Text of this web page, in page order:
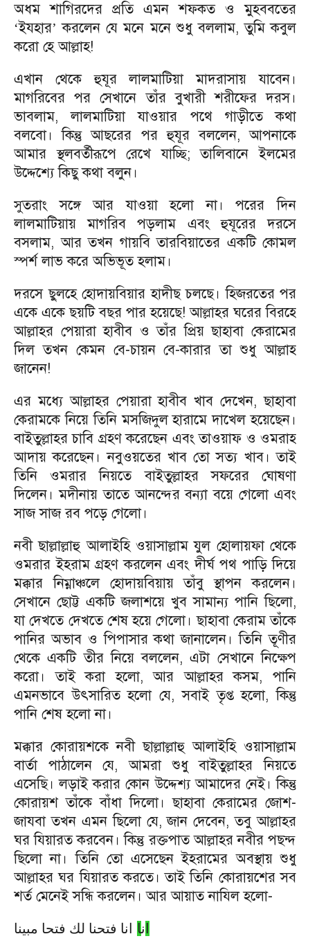
অধম শাগিরদের প্রতি এমন শফকত ও মুহববতের
‘ইযহার’ করলেন যে মনে মনে শুধু বললাম, তুমি কবুল
করো হে আল্লাহ!
এখান থেকে হুযূর লালমাটিয়া মাদরাসায় যাবেন।
মাগরিবের পর সেখানে তাঁর বুখারী শরীফের দরস।
ভাবলাম, লালমাটিয়া যাওয়ার পথে গাড়ীতে কথা
বলবো। কিন্তু আছরের পর হুযূর বললেন, আপনাকে
আমার স্থলবর্তীরূপে রেখে যাচ্ছি; তালিবানে ইলমের
উদ্দেশ্যে কিছু কথা বলুন।
সুতরাং সঙ্গে আর যাওয়া হলো না। পরের দিন
লালমাটিয়ায় মাগরিব পড়লাম এবং হুযূরের দরসে
বসলাম, আর তখন গায়বি তারবিয়াতের একটি কোমল
স্পর্শ লাভ করে অভিভূত হলাম।
দরসে ছুলহে হোদায়বিয়ার হাদীছ চলছে। হিজরতের পর
একে একে ছয়টি বছর পার হয়েছে! আল্লাহর ঘরের বিরহে
আল্লাহর পেয়ারা হাবীব ও তাঁর প্রিয় ছাহাবা কেরামের
দিল তখন কেমন বে-চায়ন বে-কারার তা শুধু আল্লাহ
জানেন!
এর মধ্যে আল্লাহর পেয়ারা হাবীব খাব দেখেন, ছাহাবা
কেরামকে নিয়ে তিনি মসজিদুল হারামে দাখেল হয়েছেন।
বাইতুল্লাহর চাবি গ্রহণ করেছেন এবং তাওয়াফ ও ওমরাহ
আদায় করেছেন। নবুওয়তের খাব তো সত্য খাব। তাই
তিনি ওমরার নিয়তে বাইতুল্লাহর সফরের ঘোষণা
দিলেন। মদীনায় তাতে আনন্দের বন্যা বয়ে গেলো এবং
সাজ সাজ রব পড়ে গেলো।
নবী ছাল্লাল্লাহু আলাইহি ওয়াসাল্লাম যুল হোলায়ফা থেকে
ওমরার ইহরাম গ্রহণ করলেন এবং দীর্ঘ পথ পাড়ি দিয়ে
মক্কার নিম্নাঞ্চলে হোদায়বিয়ায় তাঁবু স্থাপন করলেন।
সেখানে ছোট্ট একটি জলাশয়ে খুব সামান্য পানি ছিলো,
যা দেখতে দেখতে শেষ হয়ে গেলো। ছাহাবা কেরাম তাঁকে
পানির অভাব ও পিপাসার কথা জানালেন। তিনি তূণীর
থেকে একটি তীর নিয়ে বললেন, এটা সেখানে নিক্ষেপ
করো। তাই করা হলো, আর আল্লাহর কসম, পানি
এমনভাবে উৎসারিত হলো যে, সবাই তৃপ্ত হলো, কিন্তু
পানি শেষ হলো না।
মক্কার কোরায়শকে নবী ছাল্লাল্লাহু আলাইহি ওয়াসাল্লাম
বার্তা পাঠালেন যে, আমরা শুধু বাইতুল্লাহর নিয়তে
এসেছি। লড়াই করার কোন উদ্দেশ্য আমাদের নেই। কিন্তু
কোরায়শ তাঁকে বাঁধা দিলো। ছাহাবা কেরামের জোশ-
জাযবা তখন এমন ছিলো যে, জান দেবেন, তবু আল্লাহর
ঘর যিয়ারত করবেন। কিন্তু রক্তপাত আল্লাহর নবীর পছন্দ
ছিলো না। তিনি তো এসেছেন ইহরামের অবস্থায় শুধু
আল্লাহর ঘর যিয়ারত করতে। তাই তিনি কোরায়শের সব
শর্ত মেনেই সন্ধি করলেন। আর আয়াত নাযিল হলো-
نا انا فتحنا لك فتحا مبينا